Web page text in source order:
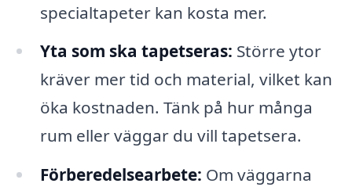
specialtapeter kan kosta mer.
Yta som ska tapetseras: Större ytor
kräver mer tid och material, vilket kan
öka kostnaden. Tänk på hur många
rum eller väggar du vill tapetsera.
Förberedelsearbete: Om väggarna